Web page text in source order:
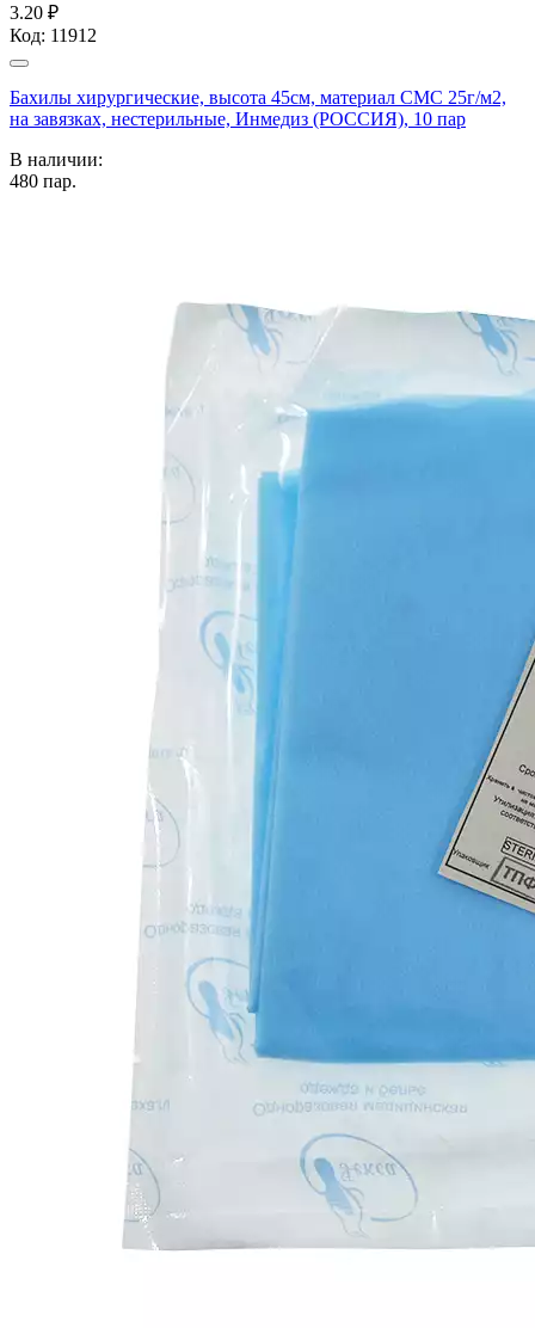
3.20 ₽
Код: 11912
Бахилы хирургические, высота 45см, материал СМС 25г/м2,
на завязках, нестерильные, Инмедиз (РОССИЯ), 10 пар
В наличии:
480 пар.